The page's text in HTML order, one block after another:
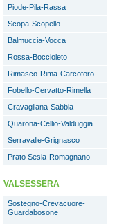
Piode-Pila-Rassa
Scopa-Scopello
Balmuccia-Vocca
Rossa-Boccioleto
Rimasco-Rima-Carcoforo
Fobello-Cervatto-Rimella
Cravagliana-Sabbia
Quarona-Cellio-Valduggia
Serravalle-Grignasco
Prato Sesia-Romagnano
VALSESSERA
Sostegno-Crevacuore-
Guardabosone